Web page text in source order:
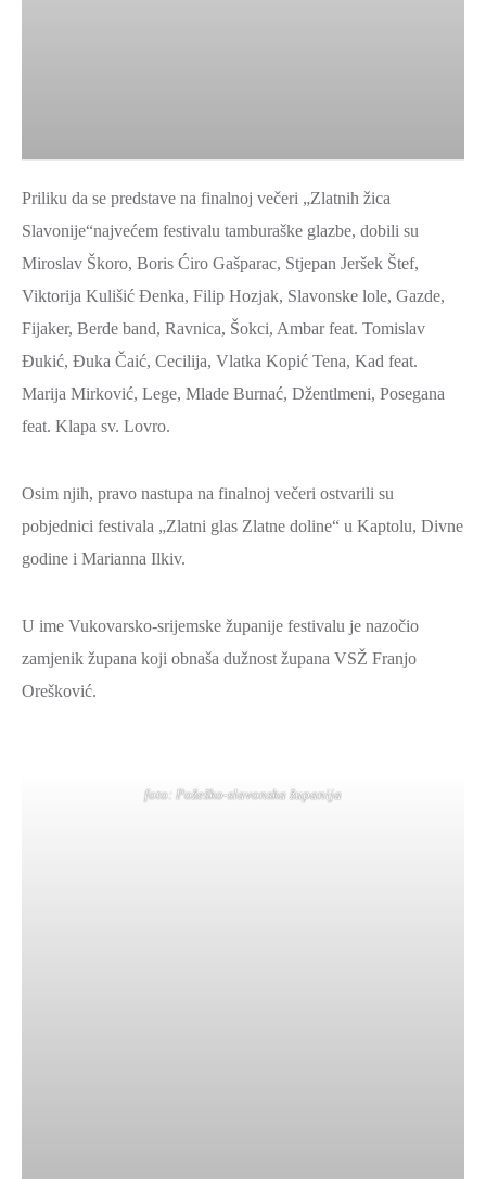
Priliku da se predstave na finalnoj večeri „Zlatnih žica
Slavonije“najvećem festivalu tamburaške glazbe, dobili su
Miroslav Škoro, Boris Ćiro Gašparac, Stjepan Jeršek Štef,
Viktorija Kulišić Đenka, Filip Hozjak, Slavonske lole, Gazde,
Fijaker, Berde band, Ravnica, Šokci, Ambar feat. Tomislav
Đukić, Đuka Čaić, Cecilija, Vlatka Kopić Tena, Kad feat.
Marija Mirković, Lege, Mlade Burnać, Džentlmeni, Posegana
feat. Klapa sv. Lovro.
Osim njih, pravo nastupa na finalnoj večeri ostvarili su
pobjednici festivala „Zlatni glas Zlatne doline“ u Kaptolu, Divne
godine i Marianna Ilkiv.
U ime Vukovarsko-srijemske županije festivalu je nazočio
zamjenik župana koji obnaša dužnost župana VSŽ Franjo
Orešković.
foto: Požeško-slavonska županija